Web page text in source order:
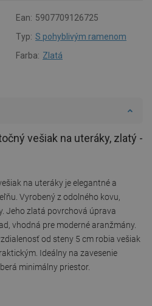
Ean: 5907709126725
Typ: S pohyblivým ramenom
Farba: Zlatá
vešiak na uteráky, zlatý -
na uteráky je elegantné a
Vyrobený z odolného kovu,
Jeho zlatá povrchová úprava
vhodná pre moderné aranžmány.
od steny 5 cm robia vešiak
Ideálny na zavesenie
minimálny priestor.